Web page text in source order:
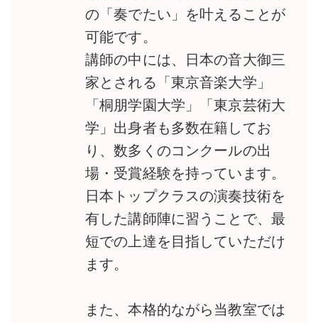
の「奏でたい」を叶えることが
可能です。
講師の中には、日本の音大御三
家とされる「東京音楽大学」
「桐朋学園大学」「東京芸術大
学」出身者も多数在籍してお
り、数多くのコンクールの出
場・受賞経験を持っています。
日本トップクラスの演奏技術を
有した講師陣に習うことで、最
短での上達を目指していただけ
ます。
また、本格的ながら当教室では